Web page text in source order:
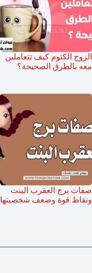
الزوج الكتوم كيف تتعاملين
معه بالطرق الصحيحة؟
صفات برج العقرب البنت
ونقاط قوة وضعف شخصيتها